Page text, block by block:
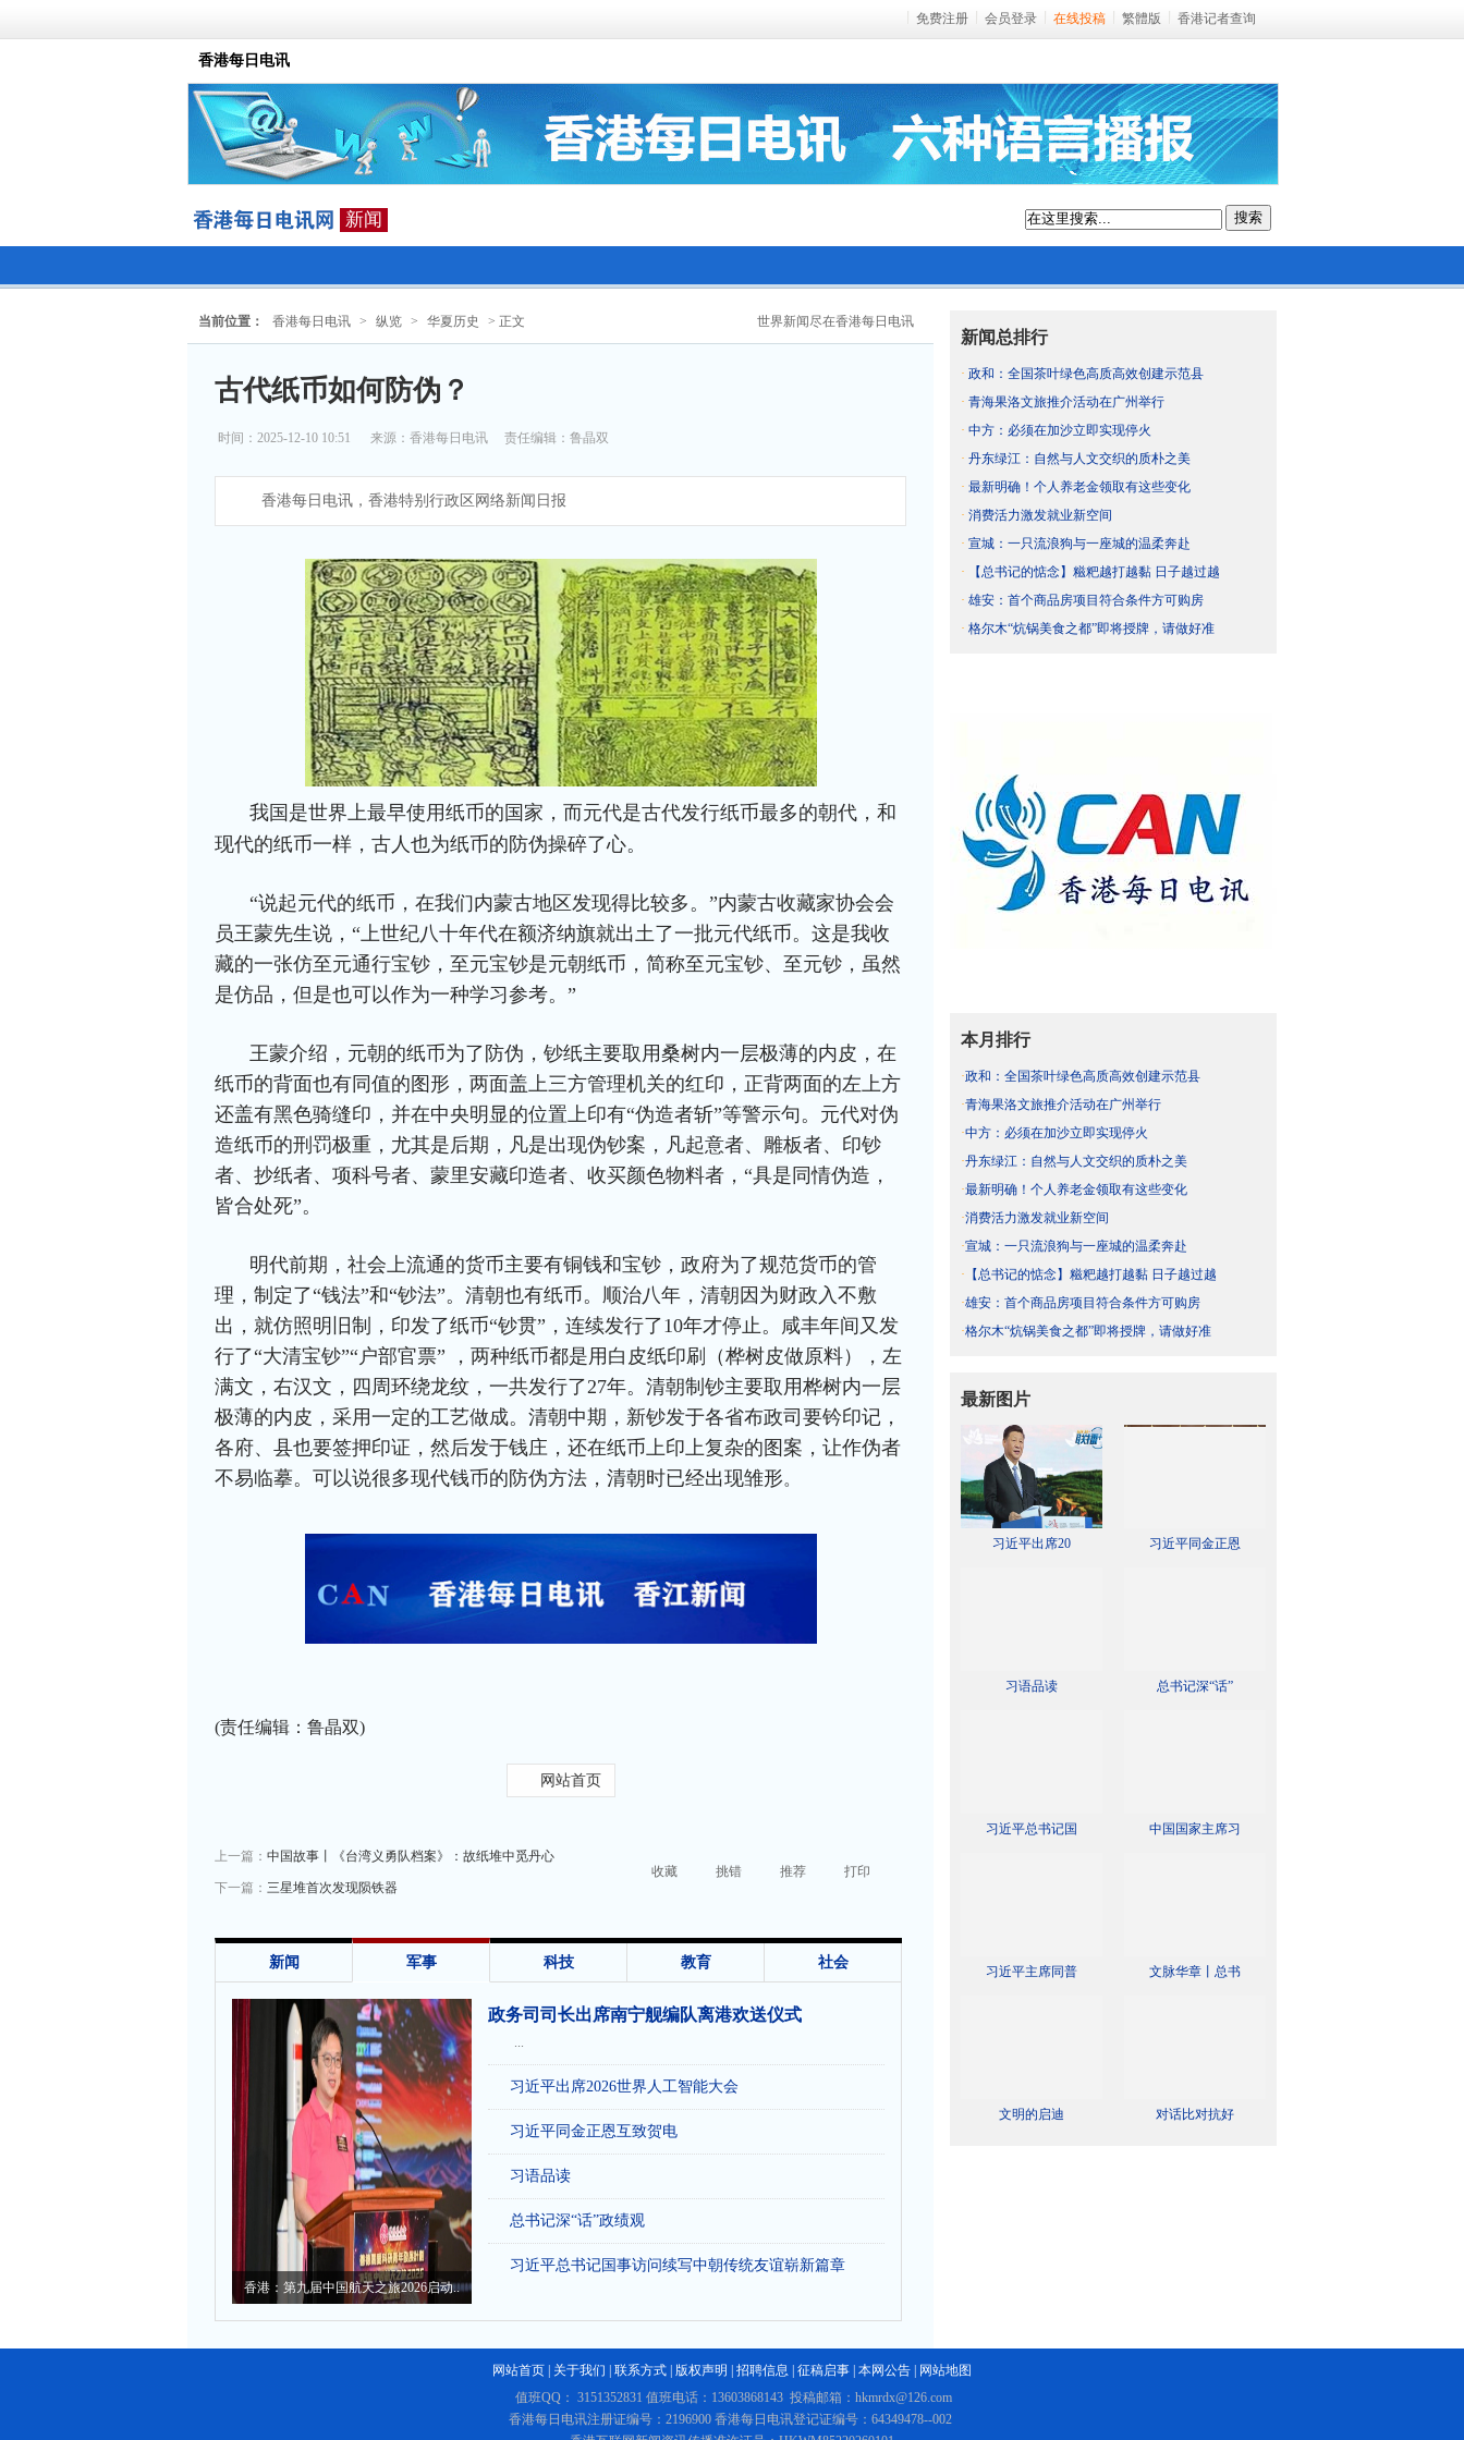
免费注册 会员登录 在线投稿 繁體版 香港记者查询
香港每日电讯
新闻 搜索
世界新闻尽在香港每日电讯
当前位置： 香港每日电讯 > 纵览 > 华夏历史 > 正文
古代纸币如何防伪？
时间：2025-12-10 10:51 来源： 香港每日电讯 责任编辑：鲁晶双
香港每日电讯，香港特别行政区网络新闻日报
我国是世界上最早使用纸币的国家，而元代是古代发行纸币最多的朝代，和
现代的纸币一样，古人也为纸币的防伪操碎了心。
“说起元代的纸币，在我们内蒙古地区发现得比较多。”内蒙古收藏家协会会
员王蒙先生说，“上世纪八十年代在额济纳旗就出土了一批元代纸币。这是我收
藏的一张仿至元通行宝钞，至元宝钞是元朝纸币，简称至元宝钞、至元钞，虽然
是仿品，但是也可以作为一种学习参考。”
王蒙介绍，元朝的纸币为了防伪，钞纸主要取用桑树内一层极薄的内皮，在
纸币的背面也有同值的图形，两面盖上三方管理机关的红印，正背两面的左上方
还盖有黑色骑缝印，并在中央明显的位置上印有“伪造者斩”等警示句。元代对伪
造纸币的刑罚极重，尤其是后期，凡是出现伪钞案，凡起意者、雕板者、印钞
者、抄纸者、项科号者、蒙里安藏印造者、收买颜色物料者，“具是同情伪造，
皆合处死”。
明代前期，社会上流通的货币主要有铜钱和宝钞，政府为了规范货币的管
理，制定了“钱法”和“钞法”。清朝也有纸币。顺治八年，清朝因为财政入不敷
出，就仿照明旧制，印发了纸币“钞贯”，连续发行了10年才停止。咸丰年间又发
行了“大清宝钞”“户部官票” ，两种纸币都是用白皮纸印刷（桦树皮做原料），左
满文，右汉文，四周环绕龙纹，一共发行了27年。清朝制钞主要取用桦树内一层
极薄的内皮，采用一定的工艺做成。清朝中期，新钞发于各省布政司要钤印记，
各府、县也要签押印证，然后发于钱庄，还在纸币上印上复杂的图案，让作伪者
不易临摹。可以说很多现代钱币的防伪方法，清朝时已经出现雏形。
(责任编辑：鲁晶双)
网站首页
上一篇： 中国故事丨《台湾义勇队档案》：故纸堆中觅丹心
下一篇： 三星堆首次发现陨铁器
收藏 挑错 推荐 打印
新闻 军事 科技 教育 社会
香港：第九届中国航天之旅2026启动..
政务司司长出席南宁舰编队离港欢送仪式
...
习近平出席2026世界人工智能大会
习近平同金正恩互致贺电
习语品读
总书记深“话”政绩观
习近平总书记国事访问续写中朝传统友谊崭新篇章
新闻总排行
· 政和：全国茶叶绿色高质高效创建示范县
· 青海果洛文旅推介活动在广州举行
· 中方：必须在加沙立即实现停火
· 丹东绿江：自然与人文交织的质朴之美
· 最新明确！个人养老金领取有这些变化
· 消费活力激发就业新空间
· 宣城：一只流浪狗与一座城的温柔奔赴
·
【总书记的惦念】糍粑越打越黏 日子越过越
· 雄安：首个商品房项目符合条件方可购房
· 格尔木“炕锅美食之都”即将授牌，请做好准
本月排行
·政和：全国茶叶绿色高质高效创建示范县
·青海果洛文旅推介活动在广州举行
·中方：必须在加沙立即实现停火
·丹东绿江：自然与人文交织的质朴之美
·最新明确！个人养老金领取有这些变化
·消费活力激发就业新空间
·宣城：一只流浪狗与一座城的温柔奔赴
· 【总书记的惦念】糍粑越打越黏 日子越过越
·雄安：首个商品房项目符合条件方可购房
·格尔木“炕锅美食之都”即将授牌，请做好准
最新图片
习近平出席20 习近平同金正恩
习语品读 总书记深“话”
习近平总书记国 中国国家主席习
习近平主席同普 文脉华章丨总书
文明的启迪 对话比对抗好
网站首页 关于我们 联系方式 版权声明 招聘信息 征稿启事 本网公告
网站地图
值班QQ： 3151352831 值班电话：13603868143 投稿邮箱：hkmrdx@126.com
香港每日电讯注册证编号：2196900 香港每日电讯登记证编号：64349478--002